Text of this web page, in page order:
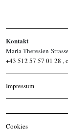
Kontakt
Maria-Theresien-
+43 512 57 57 01 28 ,
Impressum
Cookies